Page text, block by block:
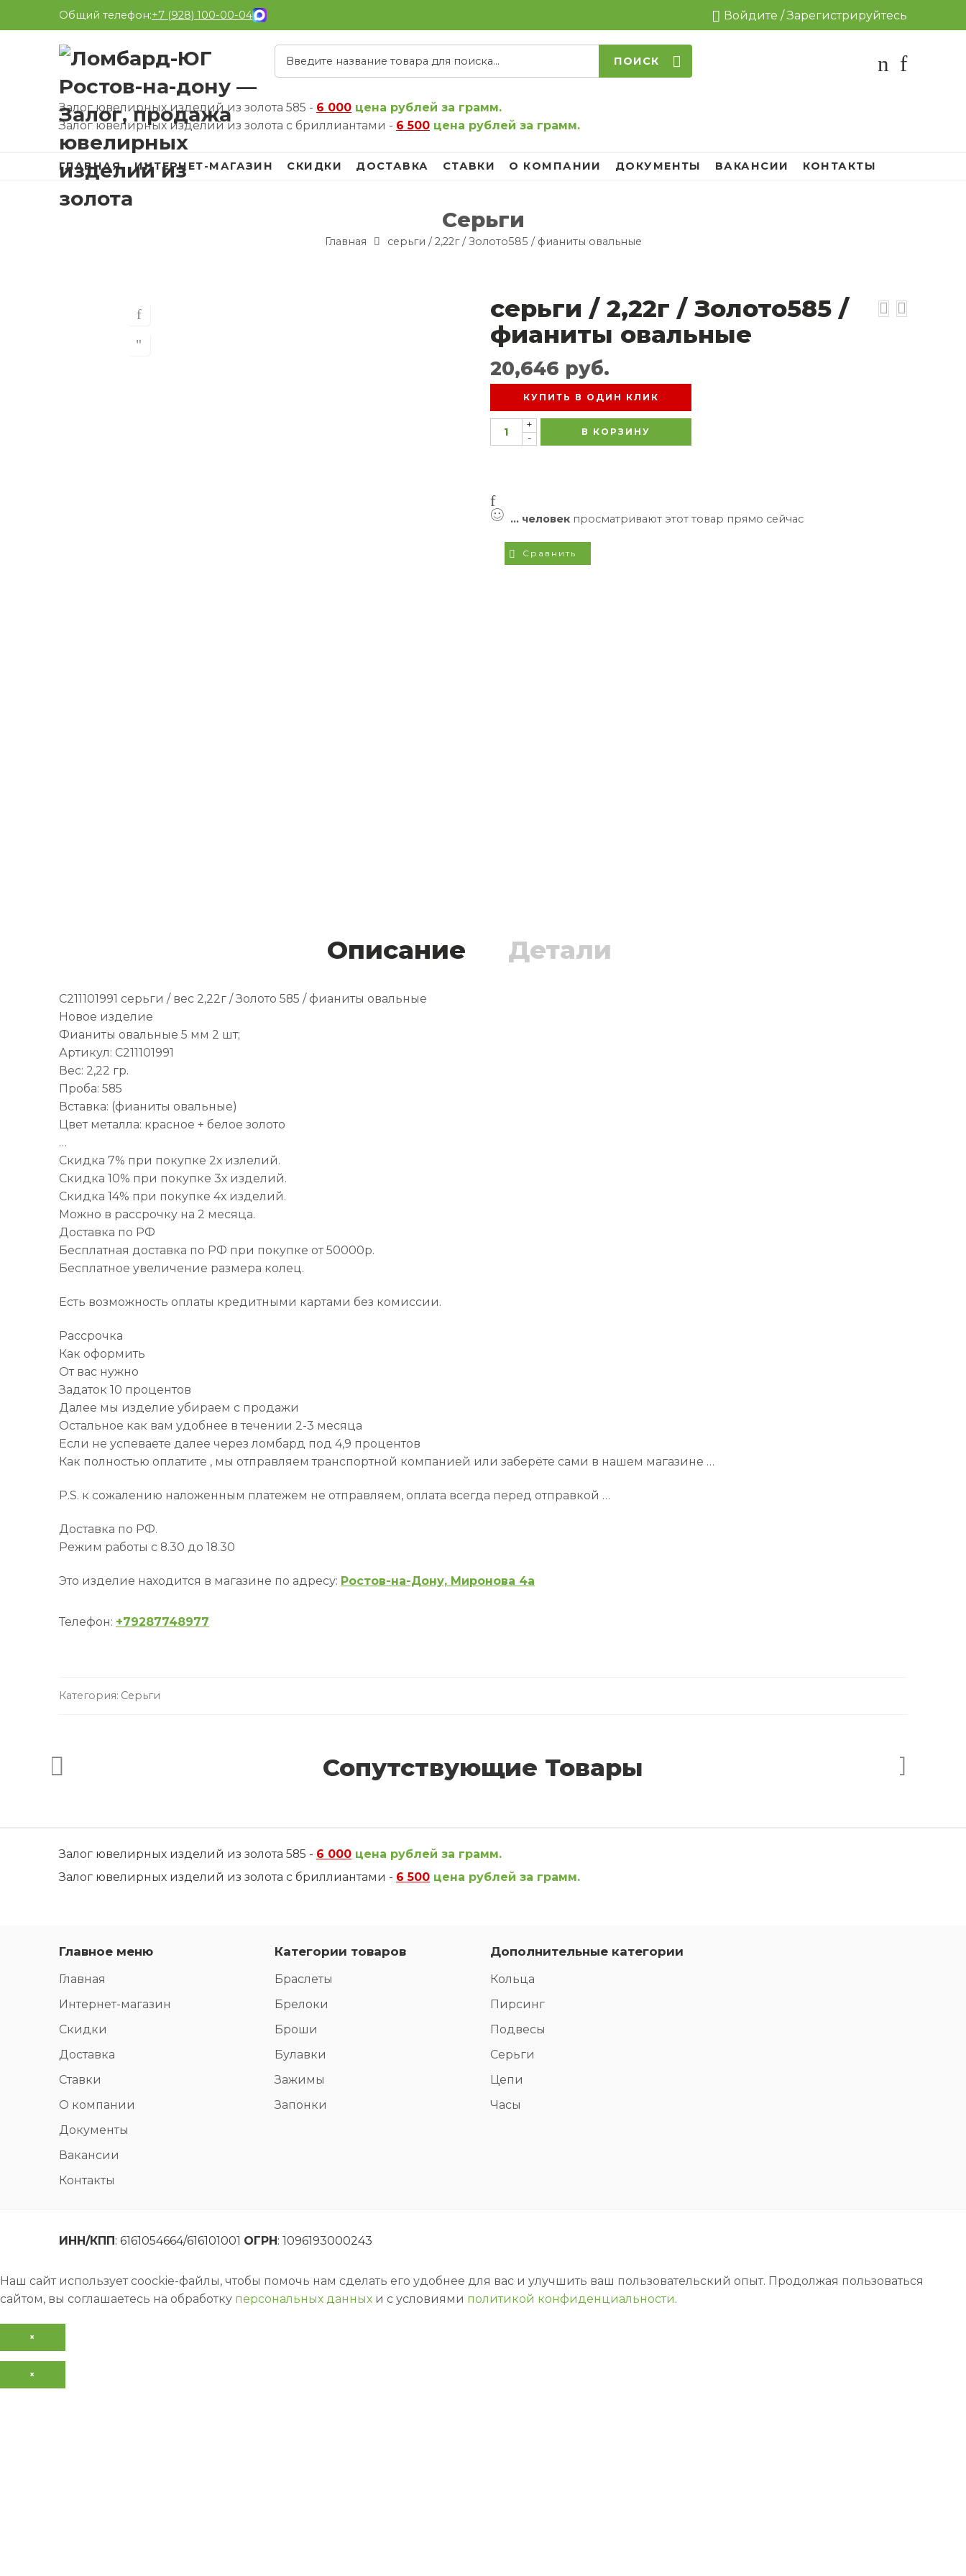
Общий телефон:+7 (928) 100-00-04 Войдите / Зарегистрируйтесь
ПОИСК
Залог ювелирных изделий из золота 585 - 6 000 цена рублей за грамм.
Залог ювелирных изделий из золота с бриллиантами - 6 500 цена рублей за грамм.
ГЛАВНАЯ ИНТЕРНЕТ-МАГАЗИН СКИДКИ ДОСТАВКА СТАВКИ О КОМПАНИИ ДОКУМЕНТЫ ВАКАНСИИ КОНТАКТЫ
Серьги
Главная серьги / 2,22г / Золото585 / фианиты овальные
серьги / 2,22г / Золото585 /
фианиты овальные
20,646 руб.
КУПИТЬ В ОДИН КЛИК
+
-
В КОРЗИНУ
... человек просматривают этот товар прямо сейчас
Сравнить
Описание Детали
С211101991 серьги / вес 2,22г / Золото 585 / фианиты овальные
Новое изделие
Фианиты овальные 5 мм 2 шт;
Артикул: С211101991
Вес: 2,22 гр.
Проба: 585
Вставка: (фианиты овальные)
Цвет металла: красное + белое золото
…
Скидка 7% при покупке 2х излелий.
Скидка 10% при покупке 3х изделий.
Скидка 14% при покупке 4х изделий.
Можно в рассрочку на 2 месяца.
Доставка по РФ
Бесплатная доставка по РФ при покупке от 50000р.
Бесплатное увеличение размера колец.
Есть возможность оплаты кредитными картами без комиссии.
Рассрочка
Как оформить
От вас нужно
Задаток 10 процентов
Далее мы изделие убираем с продажи
Остальное как вам удобнее в течении 2-3 месяца
Если не успеваете далее через ломбард под 4,9 процентов
Как полностью оплатите , мы отправляем транспортной компанией или заберёте сами в нашем магазине …
P.S. к сожалению наложенным платежем не отправляем, оплата всегда перед отправкой …
Доставка по РФ.
Режим работы с 8.30 до 18.30
Это изделие находится в магазине по адресу: Ростов-на-Дону, Миронова 4а
Телефон: +79287748977
Категория: Серьги
Сопутствующие Товары
Залог ювелирных изделий из золота 585 - 6 000 цена рублей за грамм.
Залог ювелирных изделий из золота с бриллиантами - 6 500 цена рублей за грамм.
Главное меню
Главная
Интернет-магазин
Скидки
Доставка
Ставки
О компании
Документы
Вакансии
Контакты
Категории товаров
Браслеты
Брелоки
Броши
Булавки
Зажимы
Запонки
Дополнительные категории
Кольца
Пирсинг
Подвесы
Серьги
Цепи
Часы
ИНН/КПП: 6161054664/616101001 ОГРН: 1096193000243
Наш сайт использует coockie-файлы, чтобы помочь нам сделать его удобнее для вас и улучшить ваш пользовательский опыт. Продолжая пользоваться
сайтом, вы соглашаетесь на обработку персональных данных и с условиями политикой конфиденциальности.
×
×